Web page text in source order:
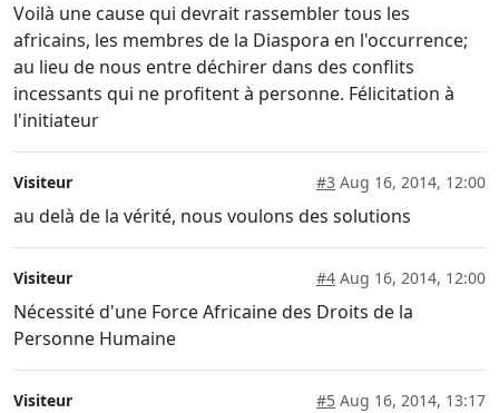
Voilà une cause qui devrait rassembler tous les
africains, les membres de la Diaspora en l'occurrence;
au lieu de nous entre déchirer dans des conflits
incessants qui ne profitent à personne. Félicitation à
l'initiateur
Visiteur #3 Aug 16, 2014, 12:00
au delà de la vérité, nous voulons des solutions
Visiteur #4 Aug 16, 2014, 12:00
Nécessité d'une Force Africaine des Droits de la
Personne Humaine
Visiteur #5 Aug 16, 2014, 13:17